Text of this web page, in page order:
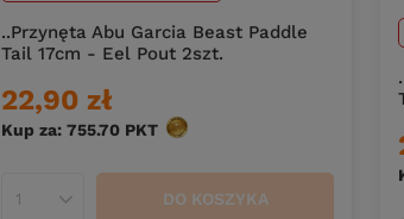
..Przynęta Abu Garcia Beast Paddle
Tail 17cm - Eel Pout 2szt.
22,90 zł
Kup za: 755.70 PKT punktów
Ilość produktów DO KOSZYKA